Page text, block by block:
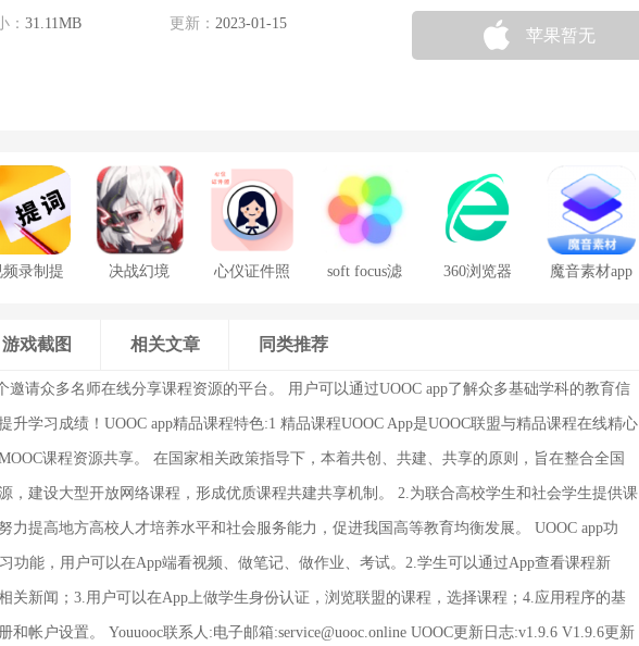
： 31.11MB 更新： 2023-01-15
苹果暂无
频录制提 决战幻境 心仪证件照 soft focus滤 360浏览器 魔音素材app
游戏截图 相关文章 同类推荐
邀请众多名师在线分享课程资源的平台。 用户可以通过UOOC app了解众多基础学科的教育信
升学习成绩！UOOC app精品课程特色:1 精品课程UOOC App是UOOC联盟与精品课程在线精心
课程资源共享。 在国家相关政策指导下，本着共创、共建、共享的原则，旨在整合全国
，建设大型开放网络课程，形成优质课程共建共享机制。 2.为联合高校学生和社会学生提供课
力提高地方高校人才培养水平和社会服务能力，促进我国高等教育均衡发展。 UOOC app功
功能，用户可以在App端看视频、做笔记、做作业、考试。2.学生可以通过App查看课程新
关新闻；3.用户可以在App上做学生身份认证，浏览联盟的课程，选择课程；4.应用程序的基
和帐户设置。 Youuooc联系人:电子邮箱:service@uooc.online UOOC更新日志:v1.9.6 V1.9.6更新